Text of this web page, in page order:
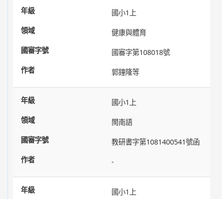
國小1上
健康與體育
國審字第108018號
郭鐘隆等
國小1上
閩南語
教研書字第1081400541號函
-
國小1上